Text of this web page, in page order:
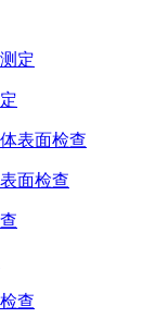
面检查